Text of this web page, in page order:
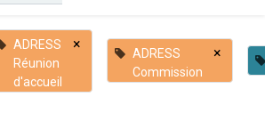
ADRESS
Réunion
d'accueil
×
ADRESS
Commission
×